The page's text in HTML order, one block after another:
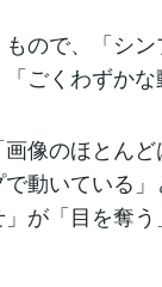
ので、「シ
ごくわずかな
像のほとんど
動いている
が「目を奪